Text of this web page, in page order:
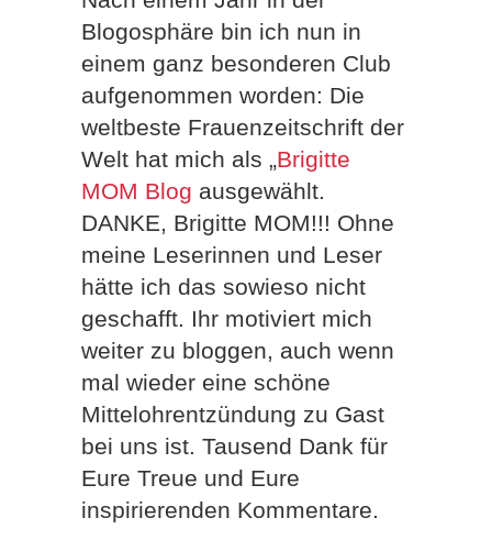
Blogosphäre bin ich nun in
einem ganz besonderen Club
aufgenommen worden: Die
weltbeste Frauenzeitschrift der
Welt hat mich als „Brigitte
MOM Blog ausgewählt.
DANKE, Brigitte MOM!!! Ohne
meine Leserinnen und Leser
hätte ich das sowieso nicht
geschafft. Ihr motiviert mich
weiter zu bloggen, auch wenn
mal wieder eine schöne
Mittelohrentzündung zu Gast
bei uns ist. Tausend Dank für
Eure Treue und Eure
inspirierenden Kommentare.